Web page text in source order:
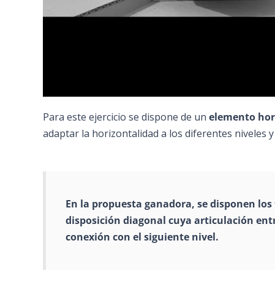
Para este ejercicio se dispone de un elemento
adaptar la horizontalidad a los diferentes niveles
En la propuesta ganadora, se disponen
disposición diagonal cuya articulación
conexión con el siguiente nivel.